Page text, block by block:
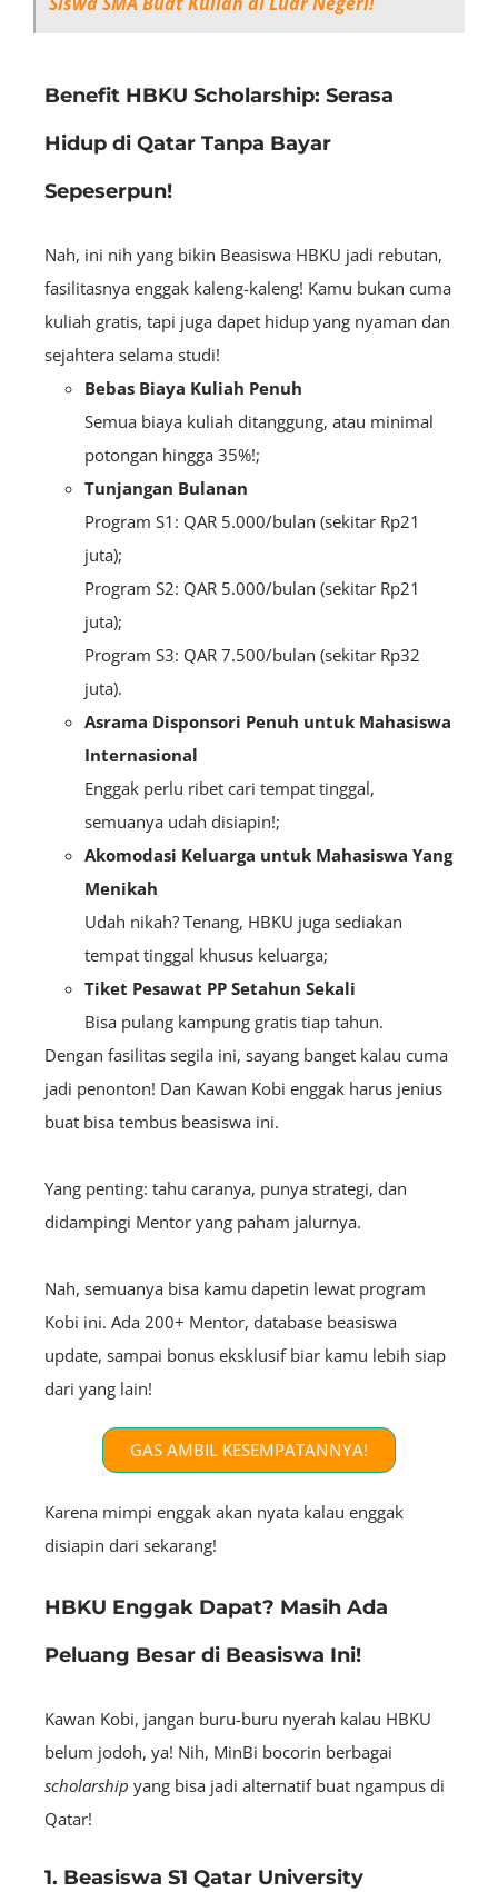
Benefit HBKU Scholarship: Serasa
Hidup di Qatar Tanpa Bayar
Sepeserpun!
Nah, ini nih yang bikin Beasiswa HBKU jadi rebutan,
fasilitasnya enggak kaleng-kaleng! Kamu bukan cuma
kuliah gratis, tapi juga dapet hidup yang nyaman dan
sejahtera selama studi!
Bebas Biaya Kuliah Penuh
Semua biaya kuliah ditanggung, atau minimal
potongan hingga 35%!;
Tunjangan Bulanan
Program S1: QAR 5.000/bulan (sekitar Rp21
juta);
Program S2: QAR 5.000/bulan (sekitar Rp21
juta);
Program S3: QAR 7.500/bulan (sekitar Rp32
juta).
Asrama Disponsori Penuh untuk Mahasiswa
Internasional
Enggak perlu ribet cari tempat tinggal,
semuanya udah disiapin!;
Akomodasi Keluarga untuk Mahasiswa Yang
Menikah
Udah nikah? Tenang, HBKU juga sediakan
tempat tinggal khusus keluarga;
Tiket Pesawat PP Setahun Sekali
Bisa pulang kampung gratis tiap tahun.
Dengan fasilitas segila ini, sayang banget kalau cuma
jadi penonton! Dan Kawan Kobi enggak harus jenius
buat bisa tembus beasiswa ini.
Yang penting: tahu caranya, punya strategi, dan
didampingi Mentor yang paham jalurnya.
Nah, semuanya bisa kamu dapetin lewat program
Kobi ini. Ada 200+ Mentor, database beasiswa
update, sampai bonus eksklusif biar kamu lebih siap
dari yang lain!
GAS AMBIL KESEMPATANNYA!
Karena mimpi enggak akan nyata kalau enggak
disiapin dari sekarang!
HBKU Enggak Dapat? Masih Ada
Peluang Besar di Beasiswa Ini!
Kawan Kobi, jangan buru-buru nyerah kalau HBKU
belum jodoh, ya! Nih, MinBi bocorin berbagai
scholarship yang bisa jadi alternatif buat ngampus di
Qatar!
1. Beasiswa S1 Qatar University